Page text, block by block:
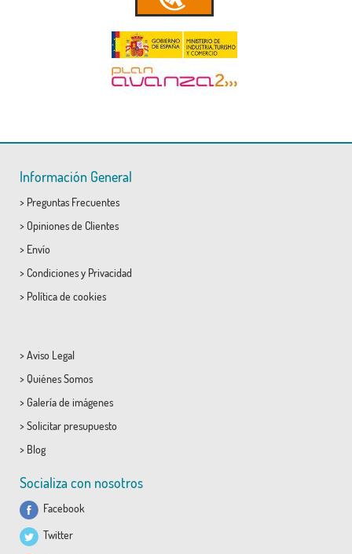
Información General
> Preguntas Frecuentes
> Opiniones de Clientes
> Envío
> Condicionesy Privacidad
> Política de cookies
> Aviso Legal
> Quiénes Somos
> Galería de imágenes
> Solicitar presupuesto
> Blog
Socializa con nosotros
Facebook
Twitter